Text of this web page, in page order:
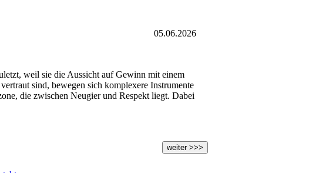
05.06.2026
weil sie die Aussicht auf Gewinn mit einem
sind, bewegen sich komplexere Instrumente
die zwischen Neugier und Respekt liegt. Dabei